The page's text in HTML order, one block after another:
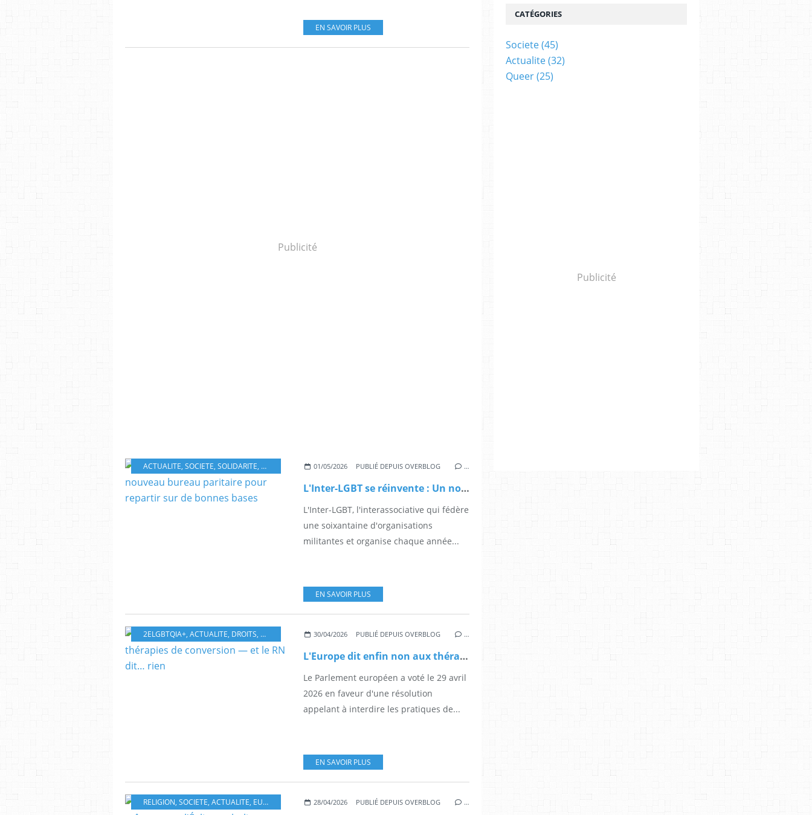
EN SAVOIR PLUS
Publicité
ACTUALITE, SOCIETE, SOLIDARITE, 2ELGBTQIA+ ,FRANCE
01/05/2026 PUBLIÉ DEPUIS OVERBLOG …
L'Inter-LGBT se réinvente : Un nouveau bureau paritaire pour repartir sur de bonnes bases
L'Inter-LGBT, l'interassociative qui fédère
une soixantaine d'organisations
militantes et organise chaque année...
EN SAVOIR PLUS
2ELGBTQIA+, ACTUALITE, DROITS, EUROPE 30/04/2026 PUBLIÉ DEPUIS OVERBLOG …
L'Europe dit enfin non aux thérapies de conversion — et le RN dit… rien
Le Parlement européen a voté le 29 avril
2026 en faveur d'une résolution
appelant à interdire les pratiques de...
EN SAVOIR PLUS
RELIGION, SOCIETE, ACTUALITE, EUROPE 2ELGBTQIA+28/04/2026 PUBLIÉ DEPUIS OVERBLOG …
CATÉGORIES
Societe(45)
Actualite(32)
Queer(25)
Publicité